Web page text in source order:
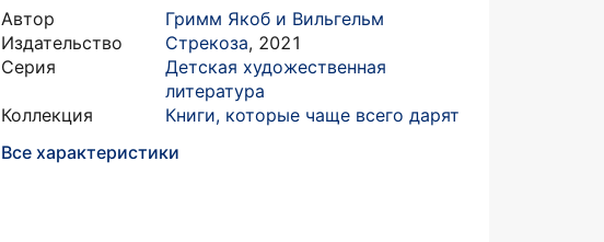
Автор
Гримм Якоб и Вильгельм
Издательство
Стрекоза, 2021
Серия
Детская художественная
литература
Коллекция
Книги, которые чаще всего дарят
Все характеристики